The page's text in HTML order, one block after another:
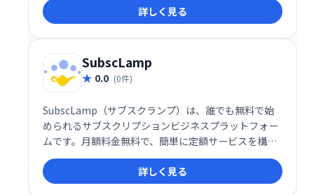
作業をシンプルに効率化し、ビジネス拡大に集中でき
る環境を提供します。 あなたのオンラインウェルネス
ビジネスを、Moxieで次のレベルへ。
詳しく見る
SubscLamp
0.0 (0件)
SubscLamp（サブスクランプ）は、誰でも無料で始
められるサブスクリプションビジネスプラットフォー
ムです。月額料金無料で、簡単に定額サービスを構
築・運営できます。複雑な設定は不要で、手軽に独自
のサブスクモデルを展開し、新たな収益源の獲得を目
指せます。
詳しく見る